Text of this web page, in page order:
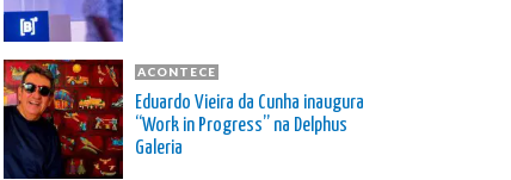
ACONTECE
Eduardo Vieira da Cunha inaugura
“Work in Progress” na Delphus
Galeria